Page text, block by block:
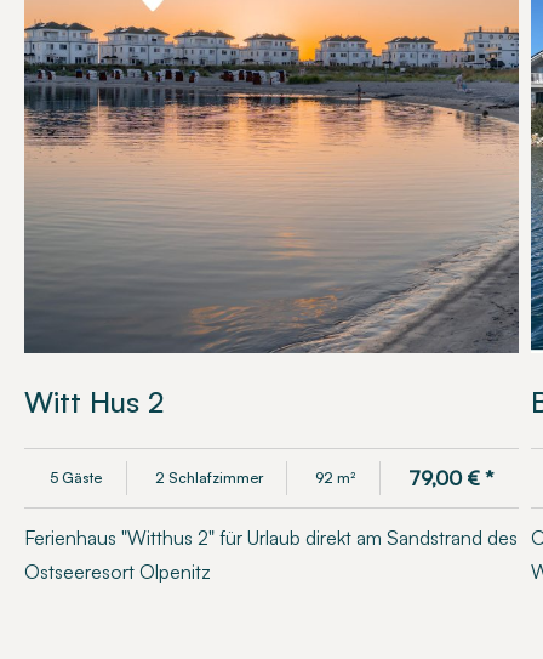
Witt Hus 2
5 Gäste 2 Schlafzimmer 92 m² 79,00 €*
Ferienhaus "Witthus 2" für Urlaub direkt am Sandstrand des
Ostseeresort Olpenitz